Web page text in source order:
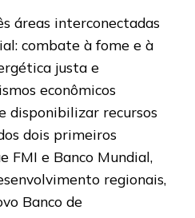
áreas interconectadas
combate à fome e à
justa e
econômicos
recursos
dois primeiros
FMI e Banco Mundial,
regionais,
Banco de